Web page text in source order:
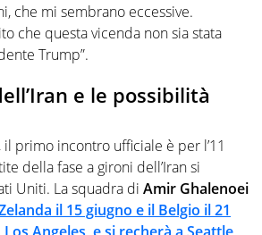
che mi sembrano eccessive.
che questa vicenda non sia stata
Trump”.
e le possibilità
primo incontro ufficiale è per l’11
della fase a gironi dell’Iran si
Uniti. La squadra di Amir Ghalenoei
il 15 giugno e il Belgio il 21